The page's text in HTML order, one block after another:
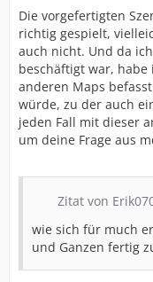
Die vorgefertigten
richtig gespielt,
auch nicht. Und da
beschäftigt war,
anderen Maps
würde, zu der auch
jeden Fall mit dieser
um deine Frage aus
Zitat von
wie sich für much
und Ganzen fertig